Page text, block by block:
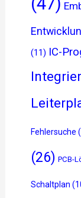
(11) IC-
Fehlersuche
(26) PCB-
Schaltplan